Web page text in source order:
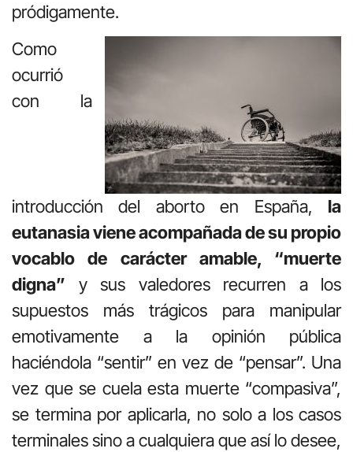
pródigamente.
Como
ocurrió
con la
introducción del aborto en España, la
eutanasia viene acompañada de su propio
vocablo de carácter amable, “muerte
digna” y sus valedores recurren a los
supuestos más trágicos para manipular
emotivamente a la opinión pública
haciéndola “sentir” en vez de “pensar”. Una
vez que se cuela esta muerte “compasiva”,
se termina por aplicarla, no solo a los casos
terminales sino a cualquiera que así lo desee,